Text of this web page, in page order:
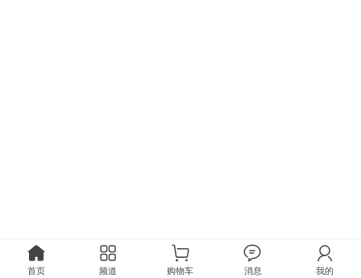
首页 频道 购物车 消息 我的